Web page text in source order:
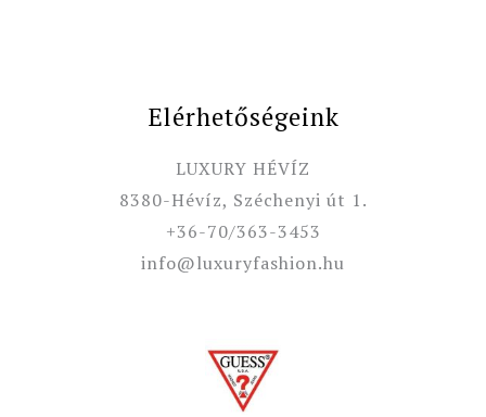
Elérhetőségeink
LUXURY HÉVÍZ
8380-Hévíz, Széchenyi út 1.
+36-70/363-3453
info@luxuryfashion.hu